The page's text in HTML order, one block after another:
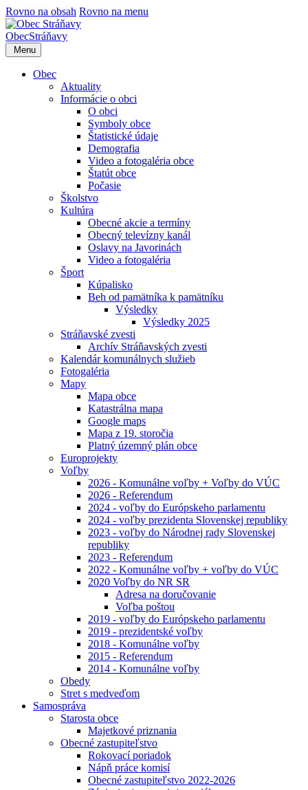
Rovno na obsah Rovno na menu
ObecStráňavy
Menu
Obec
Aktuality
Informácie o obci
O obci
Symboly obce
Štatistické údaje
Demografia
Video a fotogaléria obce
Štatút obce
Počasie
Školstvo
Kultúra
Obecné akcie a termíny
Obecný televízny kanál
Oslavy na Javorinách
Video a fotogaléria
Šport
Kúpalisko
Beh od pamätníka k pamätníku
Výsledky
Výsledky 2025
Stráňavské zvesti
Archív Stráňavských zvesti
Kalendár komunálnych služieb
Fotogaléria
Mapy
Mapa obce
Katastrálna mapa
Google maps
Mapa z 19. storočia
Platný územný plán obce
Europrojekty
Voľby
2026 - Komunálne voľby + Voľby do VÚC
2026 - Referendum
2024 - voľby do Európskeho parlamentu
2024 - voľby prezidenta Slovenskej republiky
2023 - voľby do Národnej rady Slovenskej
republiky
2023 - Referendum
2022 - Komunálne voľby + voľby do VÚC
2020 Voľby do NR SR
Adresa na doručovanie
Voľba poštou
2019 - voľby do Európskeho parlamentu
2019 - prezidentské voľby
2018 - Komunálne voľby
2015 - Referendum
2014 - Komunálne voľby
Obedy
Stret s medveďom
Samospráva
Starosta obce
Majetkové priznania
Obecné zastupiteľstvo
Rokovací poriadok
Nápň práce komisí
Obecné zastupiteľstvo 2022-2026